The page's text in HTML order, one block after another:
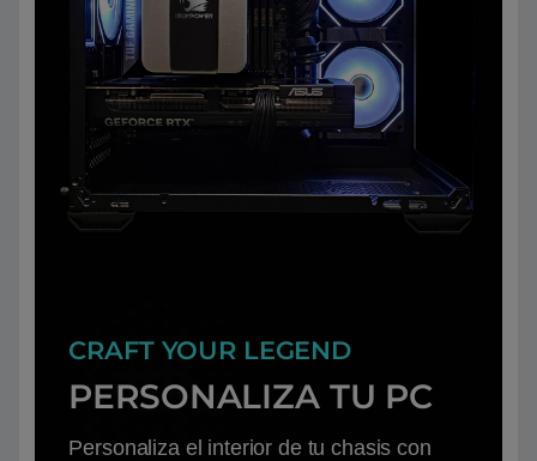
CRAFT YOUR LEGEND
PERSONALIZA TU PC
Personaliza el interior de tu chasis con